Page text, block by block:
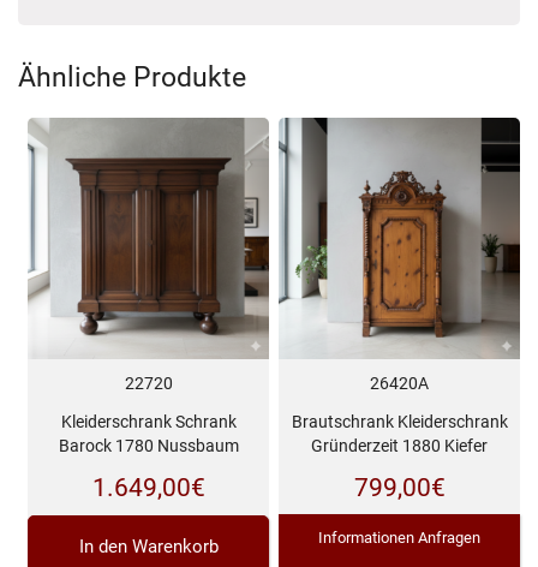
Ähnliche Produkte
22720
Kleiderschrank Schrank
Barock 1780 Nussbaum
1.649,00€
In den Warenkorb
26420A
Brautschrank Kleiderschrank
Gründerzeit 1880 Kiefer
799,00€
Informationen Anfragen